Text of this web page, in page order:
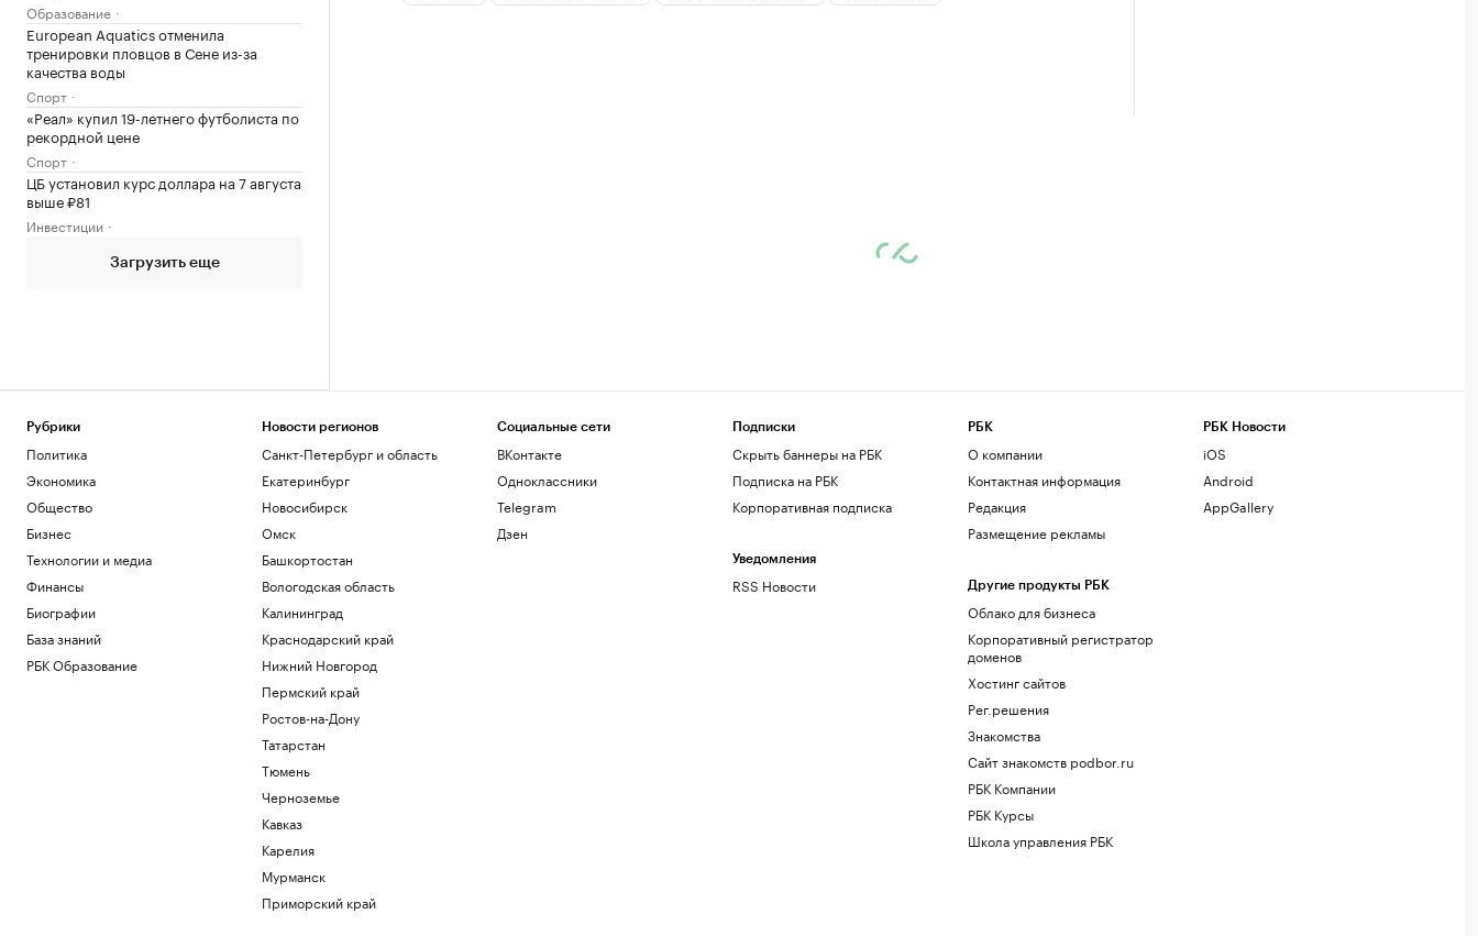
Образование
European Aquatics отменила
тренировки пловцов в Сене из-за
качества воды
Спорт
«Реал» купил 19-летнего футболиста по
рекордной цене
Спорт
ЦБ установил курс доллара на 7 августа
выше ₽81
Инвестиции
Загрузить еще
Рубрики
Политика
Экономика
Общество
Бизнес
Технологии и медиа
Финансы
Биографии
База знаний
РБК Образование
Новости регионов
Санкт-Петербург и область
Екатеринбург
Новосибирск
Омск
Башкортостан
Вологодская область
Калининград
Краснодарский край
Нижний Новгород
Пермский край
Ростов-на-Дону
Татарстан
Тюмень
Черноземье
Кавказ
Карелия
Мурманск
Приморский край
Социальные сети
ВКонтакте
Одноклассники
Telegram
Дзен
Подписки
Скрыть баннеры на РБК
Подписка на РБК
Корпоративная подписка
Уведомления
RSS Новости
РБК
О компании
Контактная информация
Редакция
Размещение рекламы
Другие продукты РБК
Облако для бизнеса
Корпоративный регистратор
доменов
Хостинг сайтов
Рег.решения
Знакомства
Сайт знакомств podbor.ru
РБК Компании
РБК Курсы
Школа управления РБК
РБК Новости
iOS
Android
AppGallery